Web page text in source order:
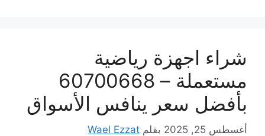
شراء اجهزة رياضية
مستعملة – 60700668
بأفضل سعر ينافس الأسواق
أغسطس 25, 2025 بقلم Wael Ezzat